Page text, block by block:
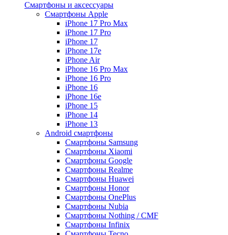
Смартфоны и аксессуары
Смартфоны Apple
iPhone 17 Pro Max
iPhone 17 Pro
iPhone 17
iPhone 17e
iPhone Air
iPhone 16 Pro Max
iPhone 16 Pro
iPhone 16
iPhone 16e
iPhone 15
iPhone 14
iPhone 13
Android cмартфоны
Смартфоны Samsung
Смартфоны Xiaomi
Смартфоны Google
Смартфоны Realme
Смартфоны Huawei
Смартфоны Honor
Смартфоны OnePlus
Смартфоны Nubia
Смартфоны Nothing / CMF
Смартфоны Infinix